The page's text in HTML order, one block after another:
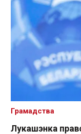
Лукашэнка
Грамадства